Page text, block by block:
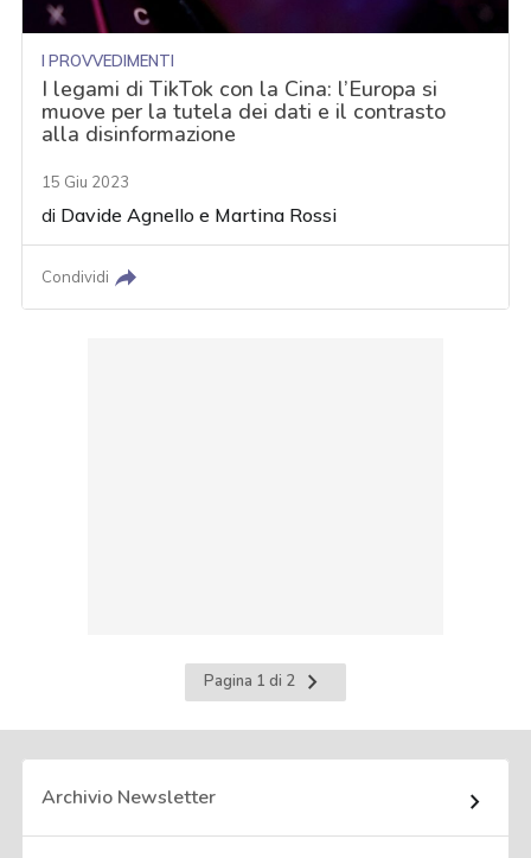
I PROVVEDIMENTI
I legami di TikTok con la Cina: l’Europa si
muove per la tutela dei dati e il contrasto
alla disinformazione
15 Giu 2023
di Davide Agnello e Martina Rossi
Condividi
Pagina 1 di 2
Pagina
successiva
Archivio Newsletter